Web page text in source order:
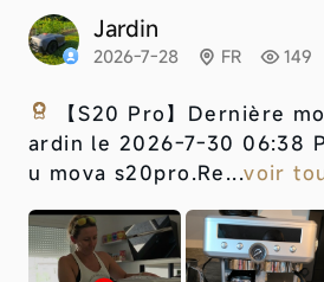
Jardin
2026-7-28 FR 149
【S20 Pro】 Dernière
ardin le 2026-7-30 06:38
u mova s20pro.Re...voir